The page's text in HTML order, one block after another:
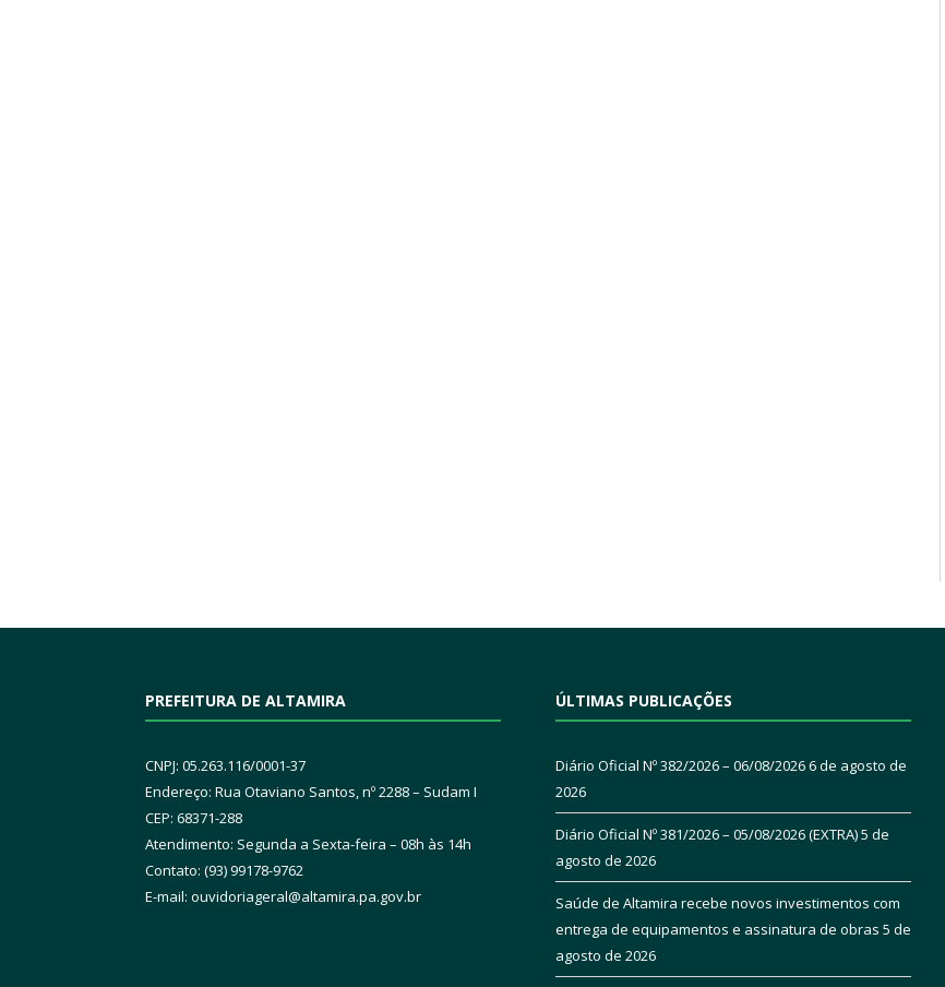
PREFEITURA DE ALTAMIRA
CNPJ: 05.263.116/0001-37
Endereço: Rua Otaviano Santos, nº 2288 – Sudam I
CEP: 68371-288
Atendimento: Segunda a Sexta-feira – 08h às 14h
Contato: (93) 99178-9762
E-mail: ouvidoriageral@altamira.pa.gov.br
ÚLTIMAS PUBLICAÇÕES
Diário Oficial Nº 382/2026 – 06/08/20266 de agosto de
2026
Diário Oficial Nº 381/2026 – 05/08/2026 (EXTRA)5 de
agosto de 2026
Saúde de Altamira recebe novos investimentos com
entrega de equipamentos e assinatura de obras 5 de
agosto de 2026